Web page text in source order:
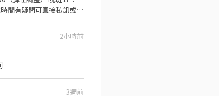
獎金：推薦朋友上班，
式
563-123 • 📲
2小時前
3週前